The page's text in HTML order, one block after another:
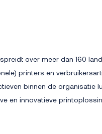
over meer dan 160
printers en
binnen de organisatie
en innovatieve